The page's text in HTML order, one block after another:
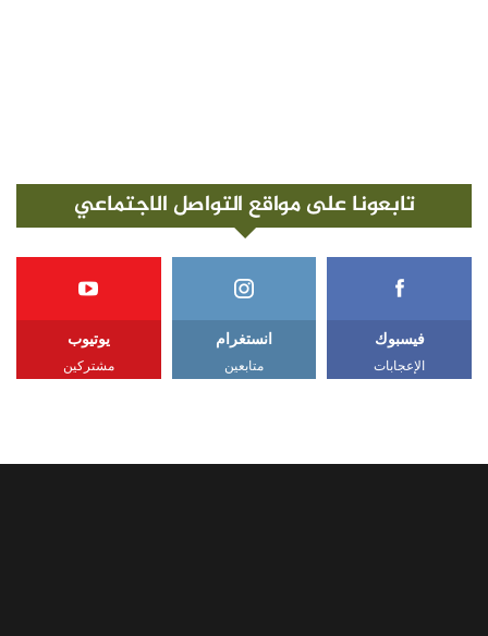
تابعونا على مواقع التواصل الاجتماعي
فيسبوك
الإعجابات
انستغرام
متابعين
يوتيوب
مشتركين